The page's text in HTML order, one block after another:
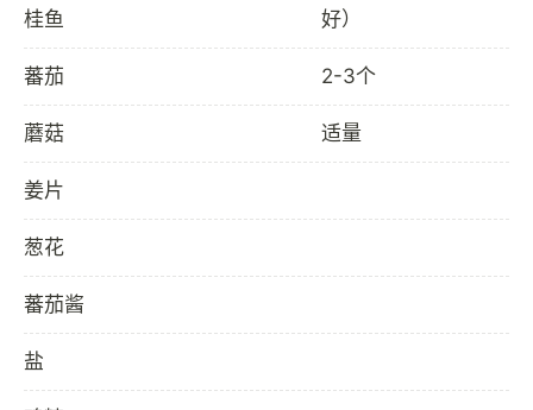
桂鱼
好）
蕃茄 2-3个
蘑菇 适量
姜片
葱花
蕃茄酱
盐